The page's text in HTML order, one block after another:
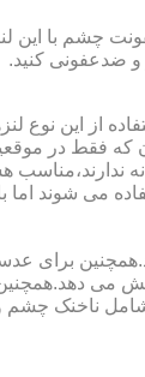
با این
و ضدعفونی کنید.
از این نوع
فقط در
می شوند
می
شامل ناخنک